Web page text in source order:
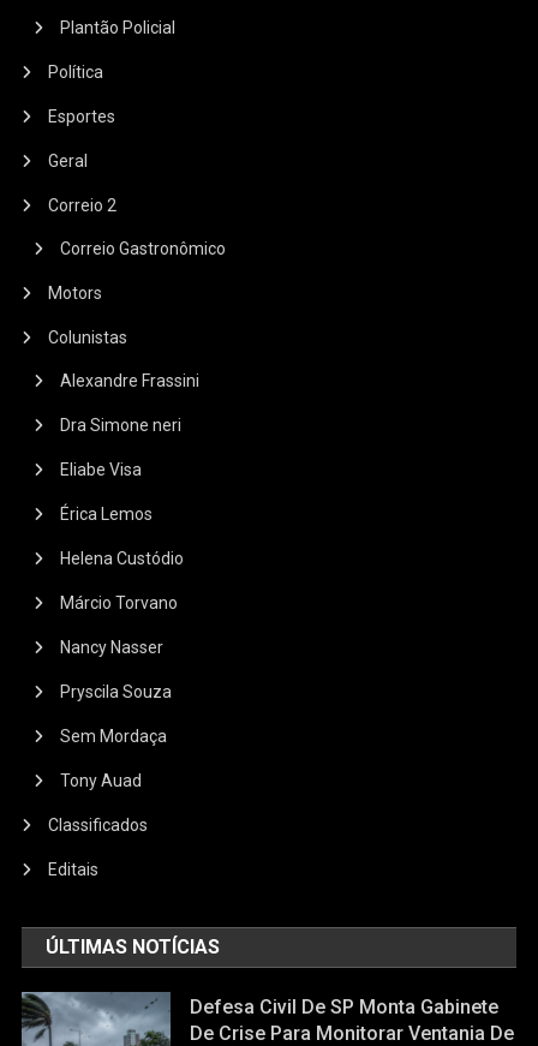
Plantão Policial
Política
Esportes
Geral
Correio 2
Correio Gastronômico
Motors
Colunistas
Alexandre Frassini
Dra Simone neri
Eliabe Visa
Érica Lemos
Helena Custódio
Márcio Torvano
Nancy Nasser
Pryscila Souza
Sem Mordaça
Tony Auad
Classificados
Editais
ÚLTIMAS NOTÍCIAS
Defesa Civil De SP Monta Gabinete
De Crise Para Monitorar Ventania De